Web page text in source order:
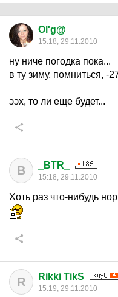
Ol'g@
15:18, 29.11.2010
ну ниче погодка пока...
в ту зиму, помниться, -
ээх, то ли еще будет...
B _BTR_
15:18, 29.11.2010
Хоть раз что-нибудь
R Rikki TikS
15:19, 29.11.2010